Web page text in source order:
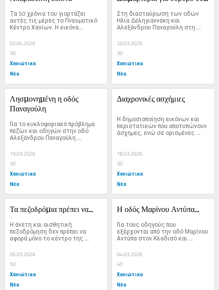
Τα 50 χρόνια του γιορτάζει
αυτές τις µέρες το Πνευµατικό
Κέντρο Χανίων. Η εικόνα...
02.04.2026
30
Χανιώτικα
Νέα
Στη διασταύρωση των οδών
Ηλία ∆εληγιαννάκη και
Αλεξάνδρου Παναγούλη στη
δεξιά πλευρά κατά µήκος...
20.03.2026
30
Χανιώτικα
Νέα
Λησµονηµένη η οδός
Παναγούλη
Για το κυκλοφοριακό πρόβληµα
πεζών και οδηγών στην οδό
Αλεξάνδρου Παναγούλη
αναφερθήκαµε και πρόσφατα,...
19.03.2026
30
Χανιώτικα
Νέα
Διαχρονικές ασχήμιες
Η δηµοσιοποίηση εικόνων και
περιστατικών που αποτυπώνουν
άσχηµες, ενώ σε ορισµένες
περιπτώσεις, επικίνδυνες
18.03.2026
30
Χανιώτικα
Νέα
Τα πεζοδρόµια πρέπει να...
Η άνετη και αισθητική
πεζοδρόµηση δεν πρέπει να
αφορά µόνο το κέντρο της
πόλης...
05.03.2026
50
Χανιώτικα
Νέα
Η οδός Μαρίνου Αντύπα...
Για τους οδηγούς που
εξέρχονται από την οδό Μαρίνου
Αντύπα στον Κλαδισό και
04.03.2026
40
Χανιώτικα
Νέα